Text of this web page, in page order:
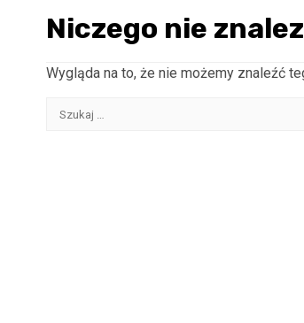
Niczego nie
Wygląda na to, że nie możemy znaleźć
Szukaj: